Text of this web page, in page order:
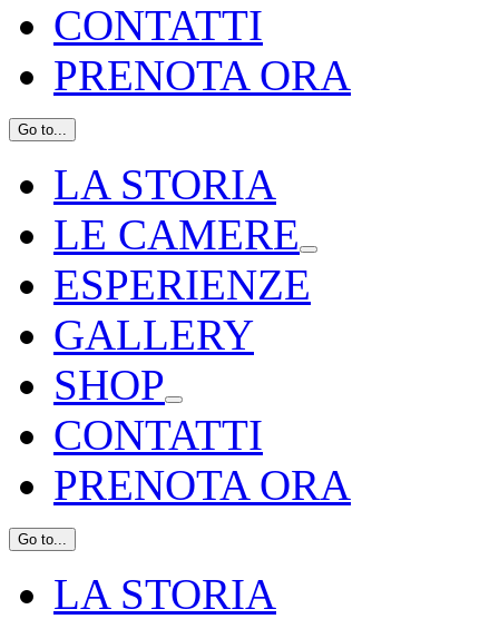
CONTATTI
PRENOTA ORA
Go to...
LA STORIA
LE CAMERE
ESPERIENZE
GALLERY
SHOP
CONTATTI
PRENOTA ORA
Go to...
LA STORIA